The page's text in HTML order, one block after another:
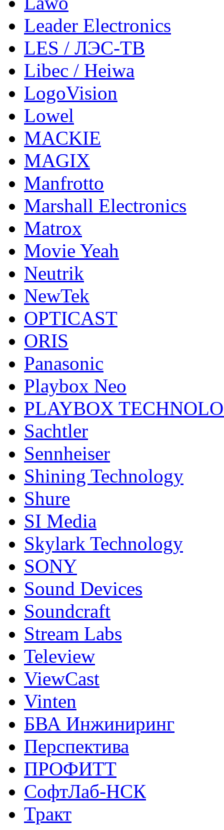
Leader Electronics
LES / ЛЭС-ТВ
Libec / Heiwa
LogoVision
Lowel
MACKIE
MAGIX
Manfrotto
Marshall Electronics
Matrox
Movie Yeah
Neutrik
NewTek
OPTICAST
ORIS
Panasonic
Playbox Neo
PLAYBOX
Sachtler
Sennheiser
Shining Technology
Shure
SI Media
Skylark Technology
SONY
Sound Devices
Soundcraft
Stream Labs
Teleview
ViewCast
Vinten
БВА Инжиниринг
Перспектива
ПРОФИТТ
СофтЛаб-НСК
Тракт